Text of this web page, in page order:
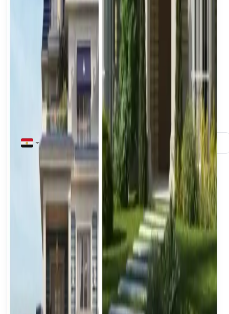
Ihre Immobiliendetails
übermitteln
Erzählen Sie uns von Ihrer Immobilie und unser Team
meldet sich innerhalb von 24 Stunden mit einer
kostenlosen Bewertung.
Eigentümerinformationen
Vollständiger Name
*
Telefonnummer
*
Immobiliendetails
Immobilientyp Immobilientyp auswählen
Untertyp Untertyp auswählen
Gouvernorat* Gouvernorat auswählen
Stadt / Gebiet Stadt auswählen
Adresse / Standortbeschreibung *
Ich stimme zu, bezüglich des Verkaufs meiner
Immobilie kontaktiert zu werden